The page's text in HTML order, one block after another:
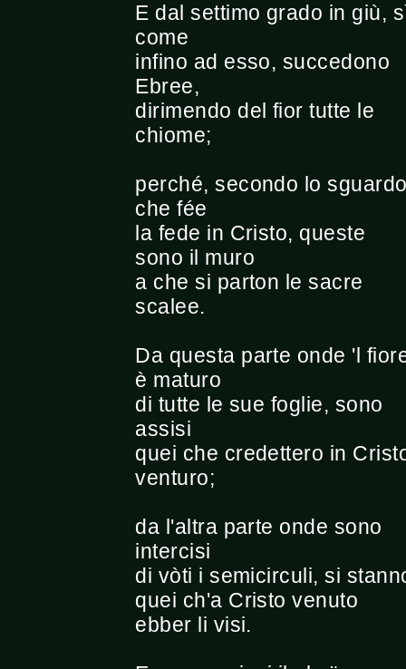
E dal settimo grado in giù,
come
infino ad esso, succedono
Ebree,
dirimendo del fior tutte le
chiome;
perché, secondo lo
che fée
la fede in Cristo, queste
sono il muro
a che si parton le sacre
scalee.
Da questa parte onde 'l
è maturo
di tutte le sue foglie, sono
assisi
quei che credettero in
venturo;
da l'altra parte onde sono
intercisi
di vòti i semicirculi, si
quei ch'a Cristo venuto
ebber li visi.